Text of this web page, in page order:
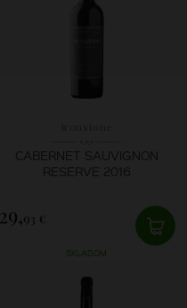
CABERNET SAUVIGNON
RESERVE 2016
29,93 €
SKLADOM